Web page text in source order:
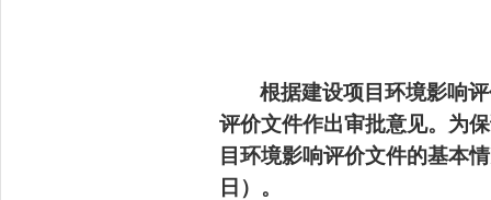
根据建设项目环境影响
评价文件作出审批意见。 为
目环境影响评价文件的基本
日）。